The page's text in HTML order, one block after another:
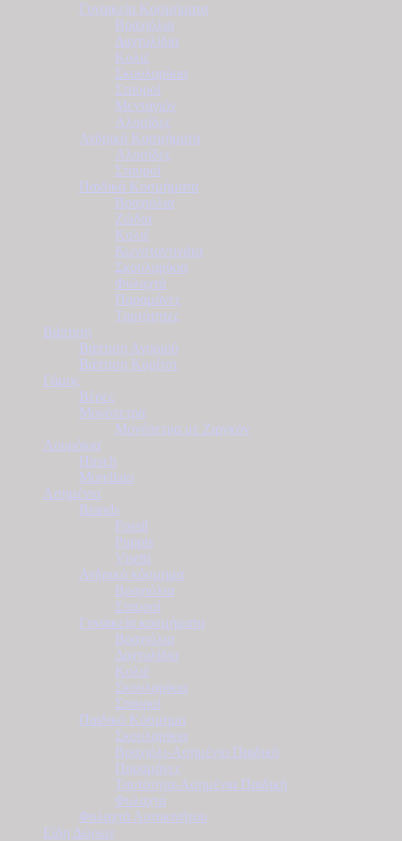
Γυναικεία Κοσμήματα
Βραχιόλια
Δαχτυλίδια
Κολιέ
Σκουλαρίκια
Σταυροί
Μενταγιόν
Αλυσίδες
Ανδρικά Κοσμήματα
Αλυσίδες
Σταυροί
Παιδικά Κοσμήματα
Βραχιόλια
Ζώδια
Κολιέ
Κωνσταντινάτα
Σκουλαρίκια
Φυλαχτά
Παραμάνες
Ταυτότητες
Βάπτιση
Βάπτιση Αγοριού
Βάπτιση Κορίτσι
Γάμος
Βέρες
Μονόπετρα
Μονόπετρα με Ζιργκόν
Λουράκια
Hirsch
Morellato
Ασημένια
Brands
Fossil
Puppis
Visetti
Ανδρικό κόσμημα
Βραχιόλια
Σταυροί
Γυναικεία κοσμήματα
Βραχιόλια
Δαχτυλίδια
Κολιέ
Σκουλαρίκια
Σταυροί
Παιδικό Κόσμημα
Σκουλαρίκια
Βραχιόλι-Ασημένιο Παιδικό
Παραμάνες
Ταυτότητα-Ασημένια Παιδική
Φυλαχτά
Φυλαχτά Αυτοκινήτου
Είδη Δώρων